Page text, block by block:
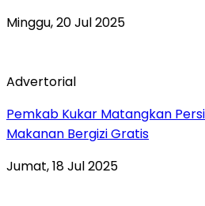
Minggu, 20 Jul 2025
Advertorial
Pemkab Kukar Matangkan
Makanan Bergizi Gratis
Jumat, 18 Jul 2025